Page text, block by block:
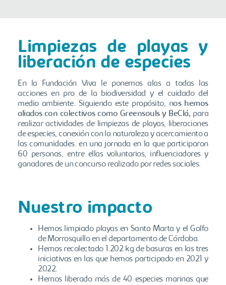
Limpiezas de playas y
liberación de especies
En la Fundación Viva le ponemos alas a todas las
acciones en pro de la biodiversidad y el cuidado del
medio ambiente. Siguiendo este propósito, nos hemos
aliados con colectivos como Greensouls y BeClá, para
realizar actividades de limpiezas de playas, liberaciones
de especies, conexión con la naturaleza y acercamiento a
las comunidades. en una jornada en la que participaron
60 personas, entre ellas voluntarios, influenciadores y
ganadores de un concurso realizado por redes sociales.
Nuestro impacto
Hemos limpiado playas en Santa Marta y el Golfo
de Morrosquillo en el departamento de Córdoba.
Hemos recolectado 1.202 kg de basuras en las tres
iniciativas en las que hemos participado en 2021 y
2022.
Hemos liberado más de 40 especies marinas que